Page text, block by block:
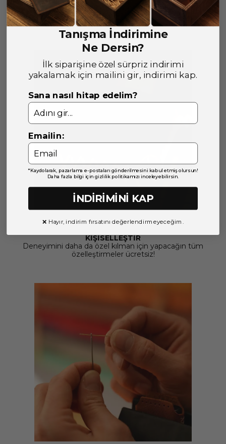
Bu ürün için henüz yorum yapılmamış.
KİŞİSELLEŞTİR
Deneyimini daha da özel kılman için yapacağın tüm
özelleştirmeler ücretsiz!
Tanışma İndirimine
Ne Dersin?
İlk siparişine özel sürpriz indirimi
yakalamak için mailini gir, indirimi kap.
Sana nasıl hitap edelim?
Emailin:
*Kaydolarak, pazarlama e-postaları gönderilmesini kabul etmiş olursun!
Daha fazla bilgi için gizlilik politikamızı inceleyebilirsin.
İNDİRİMİNİ KAP
❌ Hayır, indirim fırsatını değerlendirmeyeceğim.